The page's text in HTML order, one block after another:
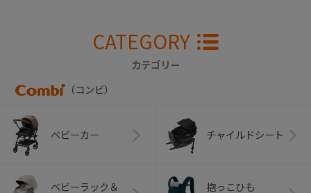
CATEGORY
カテゴリー
（コンビ）
ベビーカー チャイルドシート
ベビーラック＆ 抱っこひも